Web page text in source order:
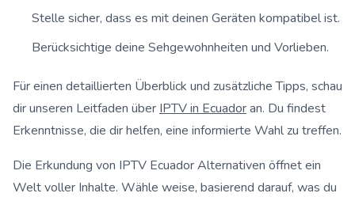
Stelle sicher, dass es mit deinen Geräten kompatibel ist.
Berücksichtige deine Sehgewohnheiten und Vorlieben.
Für einen detaillierten Überblick und zusätzliche Tipps, schau
dir unseren Leitfaden über IPTV in Ecuadoran. Du findest
Erkenntnisse, die dir helfen, eine informierte Wahl zu treffen.
Die Erkundung von IPTV Ecuador Alternativen öffnet ein
Welt voller Inhalte. Wähle weise, basierend darauf, was du